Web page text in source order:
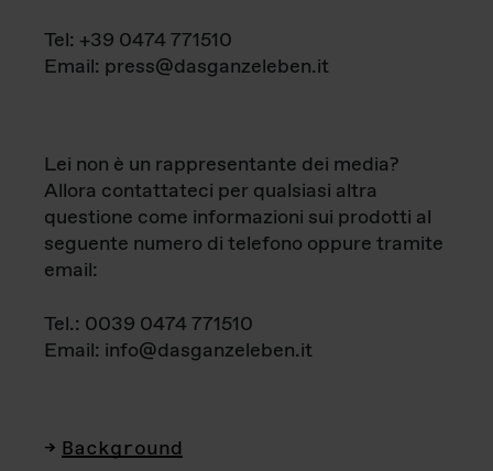
Tel: +39 0474 771510
Email: press@dasganzeleben.it
Lei non è un rappresentante dei media?
Allora contattateci per qualsiasi altra
questione come informazioni sui prodotti al
seguente numero di telefono oppure tramite
email:
Tel.: 0039 0474 771510
Email: info@dasganzeleben.it
Background